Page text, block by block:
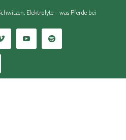
Elektrolyte – was Pferde bei